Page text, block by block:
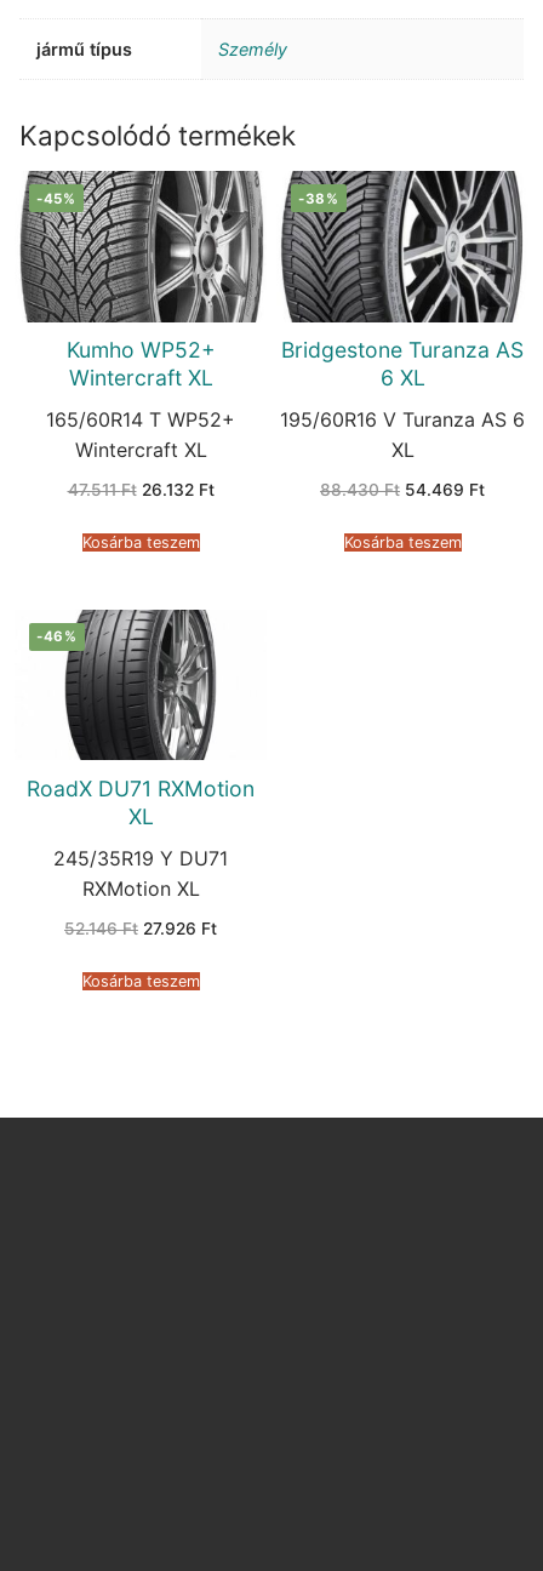
jármű típus Személy
Kapcsolódó termékek
-45%
Kumho WP52+
Wintercraft XL
165/60R14 T WP52+
Wintercraft XL
47.511Ft Original
47.511 Ft.
26.132 FtCurrent
Kosárba teszem
-38%
Bridgestone Turanza AS
6 XL
195/60R16 V Turanza AS 6
XL
88.430Ft Original
88.430 Ft.
54.469 FtCurrent
Kosárba teszem
-46%
RoadX DU71 RXMotion
XL
245/35R19 Y DU71
RXMotion XL
52.146Ft Original
52.146 Ft.
27.926 FtCurrent
Kosárba teszem